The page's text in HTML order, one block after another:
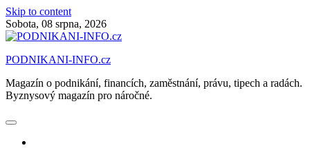
Skip to content
Sobota, 08 srpna, 2026
PODNIKANI-INFO.cz
Magazín o podnikání, financích, zaměstnání, právu, tipech a radách.
Byznysový magazín pro náročné.